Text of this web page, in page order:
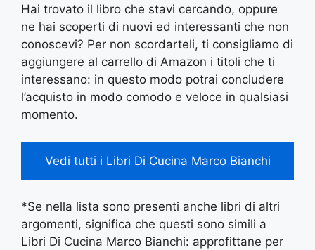
Hai trovato il libro che stavi cercando, oppure
ne hai scoperti di nuovi ed interessanti che non
conoscevi? Per non scordarteli, ti consigliamo di
aggiungere al carrello di Amazon i titoli che ti
interessano: in questo modo potrai concludere
l’acquisto in modo comodo e veloce in qualsiasi
momento.
Vedi tutti i Libri Di Cucina Marco Bianchi
*Se nella lista sono presenti anche libri di altri
argomenti, significa che questi sono simili a
Libri Di Cucina Marco Bianchi: approfittane per